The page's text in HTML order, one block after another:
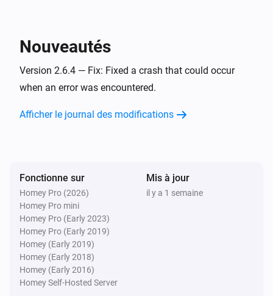
Désactivé
Nombre de clients modifié
Point d'accès
Le point d'accès est hors ligne
Ubiquiti UniFi Network
Appareil connecté
Ubiquiti UniFi Network
Nouveautés
Version 2.6.4 — Fix: Fixed a crash that could occur
when an error was encountered.
Afficher le journal des modifications
Fonctionne sur
Homey Pro (2026)
Homey Pro mini
Homey Pro (Early 2023)
Homey Pro (Early 2019)
Homey (Early 2019)
Homey (Early 2018)
Homey (Early 2016)
Homey Self-Hosted Server
Mis à jour
il y a 1 semaine